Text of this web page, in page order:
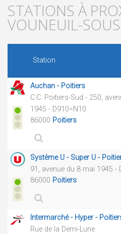
STATIONS À
VOUNEUIL-
Station
Auchan - Poitiers
C.C. Poitiers-Sud - 250,
1945 - D910=N10
86000 Poitiers
Système U - Super U -
91, avenue du 8 mai 1945 -
86000 Poitiers
Intermarché - Hyper -
Rue de la Demi-Lune